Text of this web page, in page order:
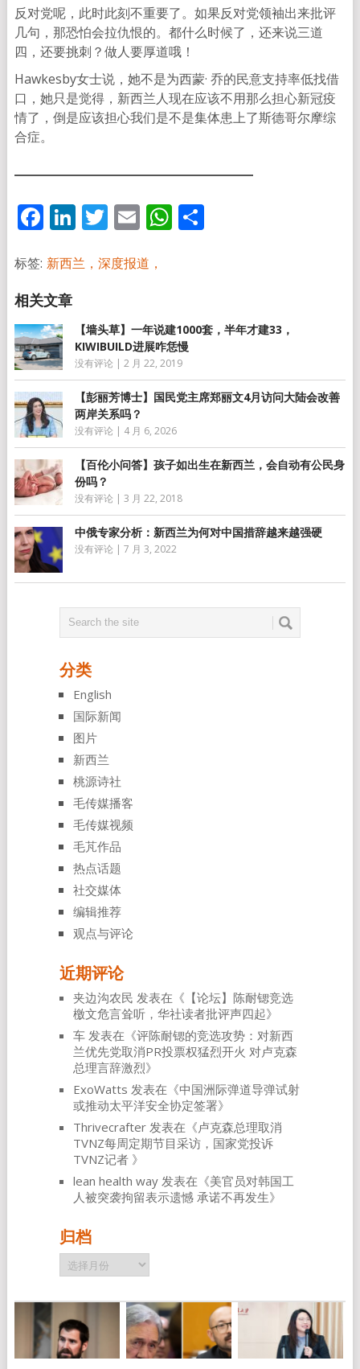
反对党呢，此时此刻不重要了。如果反对党领袖出来批评
几句，那恐怕会拉仇恨的。都什么时候了，还来说三道
四，还要挑刺？做人要厚道哦！
Hawkesby女士说，她不是为西蒙· 乔的民意支持率低找借
口，她只是觉得，新西兰人现在应该不用那么担心新冠疫
情了，倒是应该担心我们是不是集体患上了斯德哥尔摩综
合症。
Facebook
LinkedIn
Twitter
EmailWhatsApp
分
标签: 新西兰，深度报道，
【墙头草】一年说建1000套，半年才建33，
KIWIBUILD进展咋恁慢
没有评论 | 2 月 22, 2019
【彭丽芳博士】国民党主席郑丽文4月访问大陆会改善
两岸关系吗？
没有评论 | 4 月 6, 2026
【百伦小问答】孩子如出生在新西兰，会自动有公民身
份吗？
没有评论 | 3 月 22, 2018
中俄专家分析：新西兰为何对中国措辞越来越强硬
没有评论 | 7 月 3, 2022
分类
English
国际新闻
图片
新西兰
桃源诗社
毛传媒播客
毛传媒视频
毛芃作品
热点话题
社交媒体
编辑推荐
观点与评论
近期评论
夹边沟农民 发表在《 【论坛】陈耐锶竞选
檄文危言耸听，华社读者批评声四起》
车发表在《评陈耐锶的竞选攻势：对新西
兰优先党取消PR投票权猛烈开火 对卢克森
总理言辞激烈》
ExoWatts 发表在《中国洲际弹道导弹试射
或推动太平洋安全协定签署》
Thrivecrafter发表在《卢克森总理取消
TVNZ每周定期节目采访，国家党投诉
TVNZ记者 》
lean health way发表在《美官员对韩国工
人被突袭拘留表示遗憾 承诺不再发生》
归档
归
档